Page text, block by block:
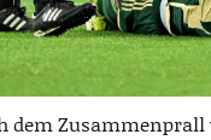
dem